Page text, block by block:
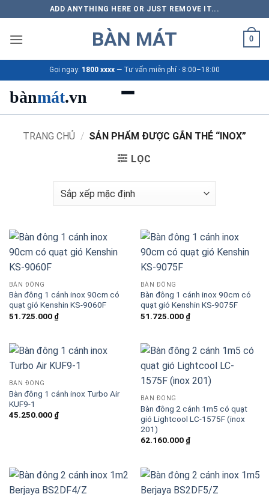
qua
nội
ADD ANYTHING HERE OR JUST REMOVE IT...
BÀN MÁT 0
Gọi ngay: 1800 xxxx — Tư vấn miễn phí · 8:00–18:00
bànmát.vn
Danh mục bàn mát
Thương hiệu
Ứng dụng
Blog kiến thức
Liên hệ
Báo giá miễn phí →
TRANG CHỦ / SẢN PHẨM ĐƯỢC GẮN THẺ “INOX”
LỌC
BÀN ĐÔNG
Bàn đông 1 cánh inox 90cm có
quạt gió Kenshin KS-9060F
51.725.000 ₫
BÀN ĐÔNG
Bàn đông 1 cánh inox 90cm có
quạt gió Kenshin KS-9075F
51.725.000 ₫
BÀN ĐÔNG
Bàn đông 1 cánh inox Turbo Air
KUF9-1
45.250.000 ₫
BÀN ĐÔNG
Bàn đông 2 cánh 1m5 có quạt
gió Lightcool LC-1575F (inox
201)
62.160.000 ₫